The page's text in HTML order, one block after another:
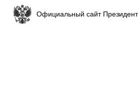
Официальный сайт